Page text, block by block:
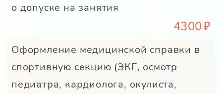
о допуске на занятия
4300
Оформление медицинской справки в
спортивную секцию (ЭКГ, осмотр
педиатра, кардиолога, окулиста,